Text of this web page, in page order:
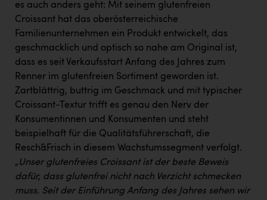
Kleider Bauer
Kremsmüller Anlagenbau GmbH
Maximarkt
Oldtimer Raststationen und Motorhotels
Österreichischer Kachelofenverband
Orlen
Passage Linz
PEZ
PÜSPÖK
es auch anders geht: Mit seinem glutenfreien
Croissant hat das oberösterreichische
Familienunternehmen ein Produkt entwickelt, das
geschmacklich und optisch so nahe am Original ist,
dass es seit Verkaufsstart Anfang des Jahres zum
Renner im glutenfreien Sortiment geworden ist.
Zartblättrig, buttrig im Geschmack und mit typischer
Croissant-Textur trifft es genau den Nerv der
Konsumentinnen und Konsumenten und steht
beispielhaft für die Qualitätsführerschaft, die
Resch&Frisch in diesem Wachstumssegment verfolgt.
„Unser glutenfreies Croissant ist der beste Beweis
dafür, dass glutenfrei nicht nach Verzicht schmecken
muss. Seit der Einführung Anfang des Jahres sehen wir